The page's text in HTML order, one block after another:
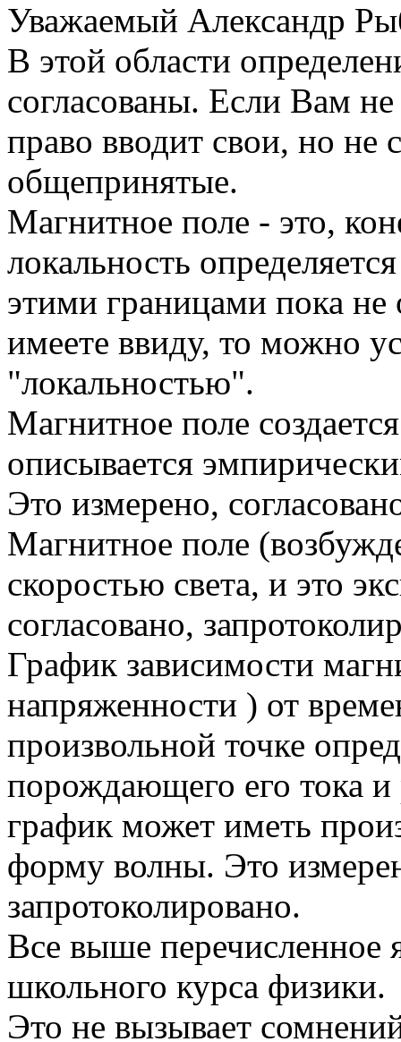
Уважаемый Александр
В этой области
согласованы. Если Вам
право вводит свои, но не
общепринятые.
Магнитное поле - это,
локальность
этими границами пока
имеете ввиду, то можно
"локальностью".
Магнитное поле
описывается
Это измерено,
Магнитное поле
скоростью света, и это
согласовано,
График зависимости
напряженности ) от
произвольной точке
порождающего его тока и
график может иметь
форму волны. Это
запротоколировано.
Все выше перечисленное
школьного курса физики.
Это не вызывает